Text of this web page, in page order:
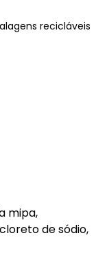
recicláveis
mipa,
de sódio,